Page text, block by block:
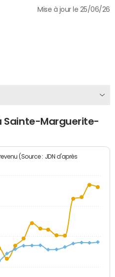
Mise à jour le 25/06/26
Sainte-Marguerite-
(Source : JDN d'après